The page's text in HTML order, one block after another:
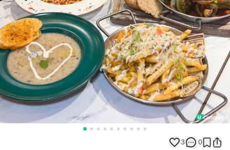
3 0